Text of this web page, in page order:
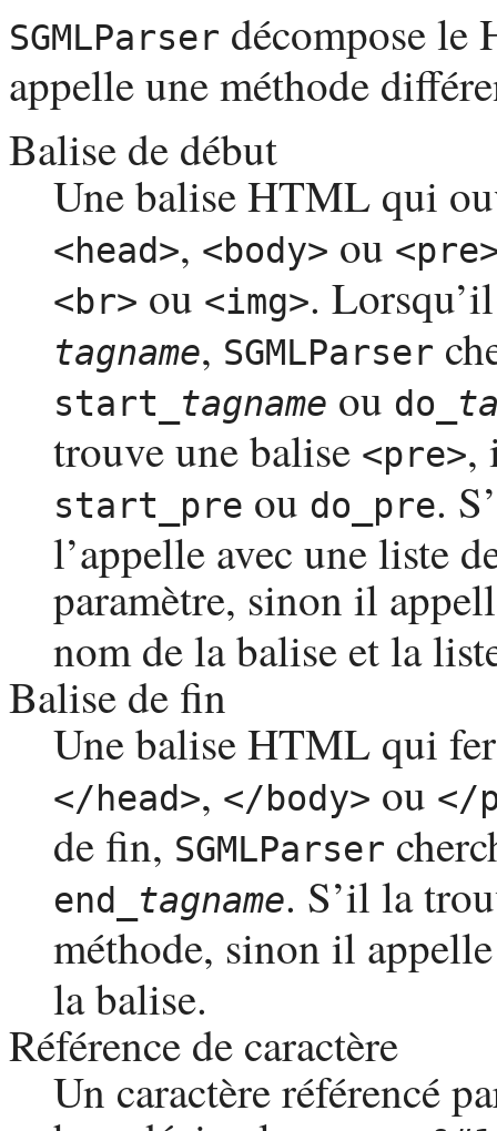
SGMLParser décompose le
appelle une méthode
Balise de début
Une baliseHTML qui
<head>, <body> ou
<br> ou <img>.
tagname, SGMLParser
start_ tagname ou do_
trouve une balise <pre>,
start_pre ou do_pre.
l’appelle avec une liste
paramètre, sinon il
nom de la balise et la
Balise de fin
Une baliseHTML qui
</head>, </body> ou </
de fin, SGMLParser
end_ tagname. S’il la
méthode, sinon il
la balise.
Référence de caractère
Un caractère référencé